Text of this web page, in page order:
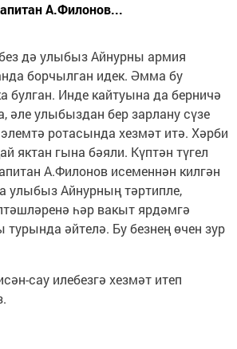
А.Филонов...
дә улыбыз Айнурны армия
борчылган идек. Әмма бу
Инде кайтуына да берничә
әле улыбыздан бер зарлану сүзе
ротасында хезмәт итә. Хәрби
яктан гына бәяли. Күптән түгел
А.Филонов исеменнән килгән
улыбыз Айнурның тәртипле,
һәр вакыт ярдәмгә
турында әйтелә. Бу безнең өчен зур
сау илебезгә хезмәт итеп